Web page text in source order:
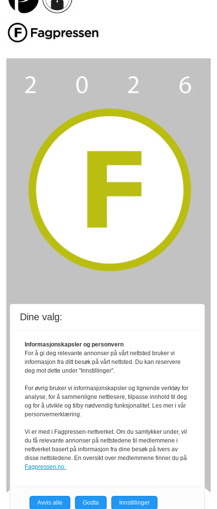
Dine valg:
Informasjonskapsler og personvern
For å gi deg relevante annonser på vårt nettsted bruker vi
informasjon fra ditt besøk på vårt nettsted. Du kan reservere
deg mot dette under "Innstillinger".
For øvrig bruker vi informasjonskapsler og lignende verktøy for
analyse, for å sammenligne nettlesere, tilpasse innhold til deg
og for å utvikle og tilby nødvendig funksjonalitet. Les mer i vår
personvernerklæring.
Vi er med i Fagpressen-nettverket. Om du samtykker under, vil
du få relevante annonser på nettstedene til medlemmene i
nettverket basert på informasjon fra dine besøk på tvers av
disse nettstedene. En oversikt over medlemmene finner du på
Fagpressen.no.
Avvis alle Godta Innstillinger